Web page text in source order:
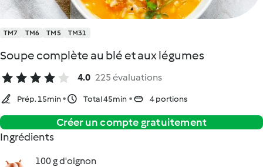
TM7 TM6 TM5 TM31
Soupe complète au blé et aux légumes
4.0 225 évaluations
Prép. 15min Total 45min 4 portions
Créer un compte gratuitement
Ingrédients
100 g d'oignon